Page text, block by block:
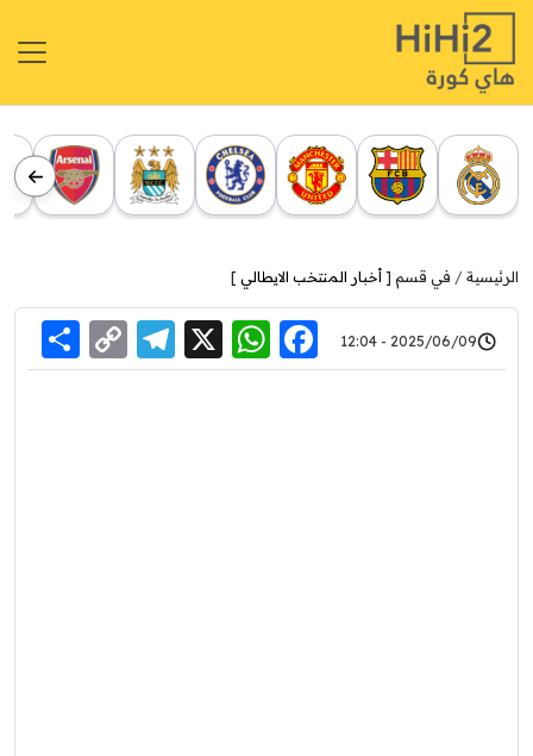
الرئيسية في قسم [ أخبار المنتخب الايطالي ]
2025/06/09 - 12:04
Facebook
WhatsApp
X
Link